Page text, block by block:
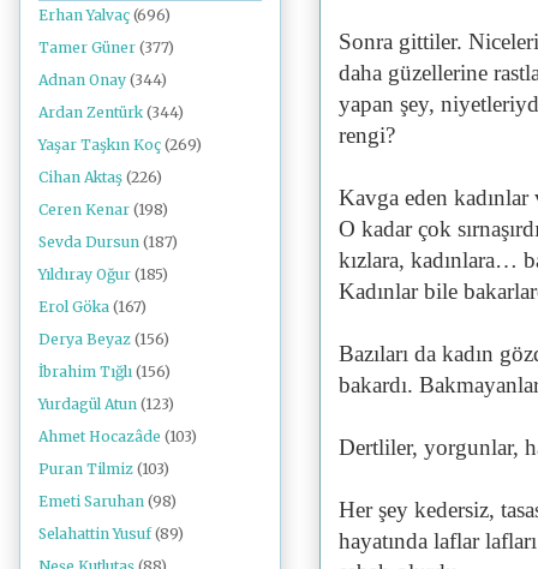
Sonra gittiler.
daha güzellerine
yapan şey,
rengi?
Kavga eden
O kadar çok
kızlara, kadınlara…
Kadınlar bile
Bazıları da kadın
bakardı.
Dertliler, yorgunlar,
Her şey kedersiz,
hayatında laflar
Erhan Yalvaç (696)
Tamer Güner (377)
Adnan Onay (344)
Ardan Zentürk (344)
Yaşar Taşkın Koç (269)
Cihan Aktaş (226)
Ceren Kenar (198)
Sevda Dursun (187)
Yıldıray Oğur (185)
Erol Göka (167)
Derya Beyaz (156)
İbrahim Tığlı (156)
Yurdagül Atun (123)
Ahmet Hocazâde (103)
Puran Tilmiz (103)
Emeti Saruhan (98)
Selahattin Yusuf (89)